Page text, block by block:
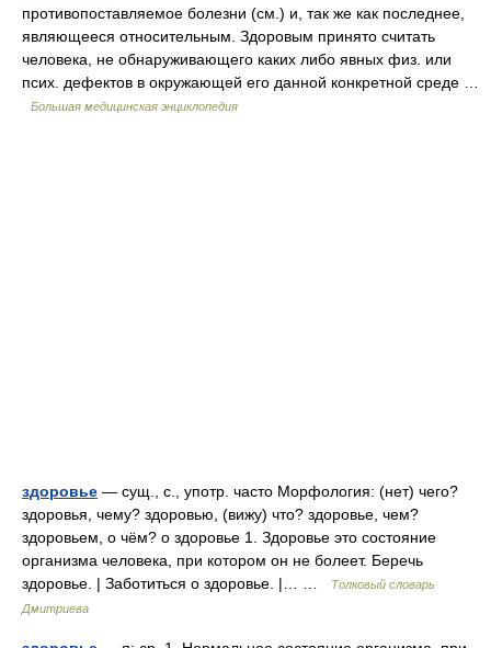
противопоставляемое болезни (см.) и, так же как последнее,
являющееся относительным. Здоровым принято считать
человека, не обнаруживающего каких либо явных физ. или
псих. дефектов в окружающей его данной конкретной среде …
Большая медицинская энциклопедия
здоровье — сущ., с., употр. часто Морфология: (нет) чего?
здоровья, чему? здоровью, (вижу) что? здоровье, чем?
здоровьем, о чём? о здоровье 1. Здоровье это состояние
организма человека, при котором он не болеет. Беречь
здоровье. | Заботиться о здоровье. |… …
Толковый словарь
Дмитриева